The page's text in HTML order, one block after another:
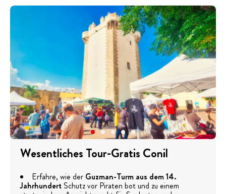
Wesentliches Tour-Gratis Conil
Erfahre, wie der Guzman-Turm aus dem 14.
Jahrhundert Schutz vor Piraten bot und zu einem